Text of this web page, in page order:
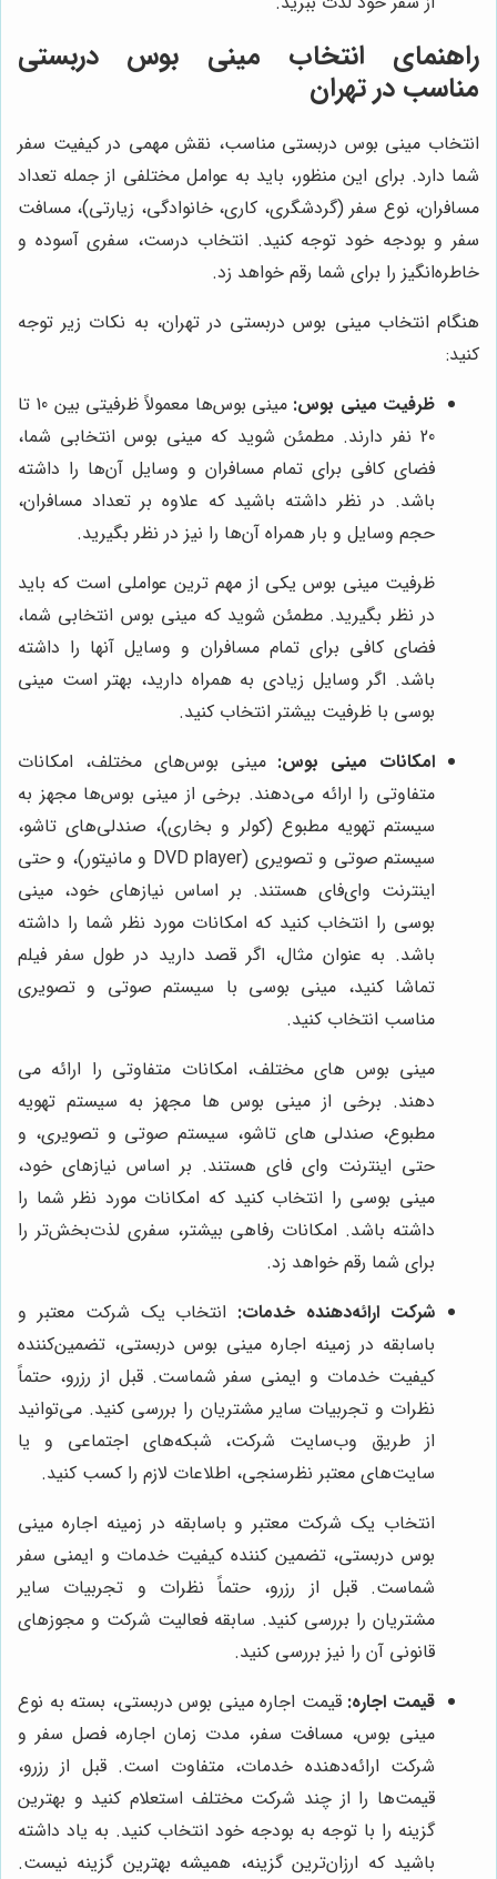
راهنمای انتخاب مینی بوس دربستی
مناسب در تهران
انتخاب مینی بوس دربستی مناسب، نقش مهمی در کیفیت سفر
شما دارد. برای این منظور، باید به عوامل مختلفی از جمله تعداد
مسافران، نوع سفر (گردشگری، کاری، خانوادگی، زیارتی)، مسافت
سفر و بودجه خود توجه کنید. انتخاب درست، سفری آسوده و
خاطره‌انگیز را برای شما رقم خواهد زد.
هنگام انتخاب مینی بوس دربستی در تهران، به نکات زیر توجه
کنید:
ظرفیت مینی بوس:
مینی بوس‌ها معمولاً ظرفیتی بین 10 تا
20 نفر دارند. مطمئن شوید که مینی بوس انتخابی شما،
فضای کافی برای تمام مسافران و وسایل آن‌ها را داشته
باشد. در نظر داشته باشید که علاوه بر تعداد مسافران،
حجم وسایل و بار همراه آن‌ها را نیز در نظر بگیرید.
ظرفیت مینی بوس یکی از مهم ترین عواملی است که باید
در نظر بگیرید. مطمئن شوید که مینی بوس انتخابی شما،
فضای کافی برای تمام مسافران و وسایل آنها را داشته
باشد. اگر وسایل زیادی به همراه دارید، بهتر است مینی
بوسی با ظرفیت بیشتر انتخاب کنید.
امکانات مینی بوس: مینی بوس‌های مختلف، امکانات
متفاوتی را ارائه می‌دهند. برخی از مینی بوس‌ها مجهز به
سیستم تهویه مطبوع (کولر و بخاری)، صندلی‌های تاشو،
سیستم صوتی و تصویری (DVD player و مانیتور)، و حتی
اینترنت وای‌فای هستند. بر اساس نیازهای خود، مینی
بوسی را انتخاب کنید که امکانات مورد نظر شما را داشته
باشد. به عنوان مثال، اگر قصد دارید در طول سفر فیلم
تماشا کنید، مینی بوسی با سیستم صوتی و تصویری
مناسب انتخاب کنید.
مینی بوس های مختلف، امکانات متفاوتی را ارائه می
دهند. برخی از مینی بوس ها مجهز به سیستم تهویه
مطبوع، صندلی های تاشو، سیستم صوتی و تصویری، و
حتی اینترنت وای فای هستند. بر اساس نیازهای خود،
مینی بوسی را انتخاب کنید که امکانات مورد نظر شما را
داشته باشد. امکانات رفاهی بیشتر، سفری لذت‌بخش‌تر را
برای شما رقم خواهد زد.
شرکت ارائه‌دهنده خدمات: انتخاب یک شرکت معتبر و
باسابقه در زمینه اجاره مینی بوس دربستی، تضمین‌کننده
کیفیت خدمات و ایمنی سفر شماست. قبل از رزرو، حتماً
نظرات و تجربیات سایر مشتریان را بررسی کنید. می‌توانید
از طریق وب‌سایت شرکت، شبکه‌های اجتماعی و یا
سایت‌های معتبر نظرسنجی، اطلاعات لازم را کسب کنید.
انتخاب یک شرکت معتبر و باسابقه در زمینه اجاره مینی
بوس دربستی، تضمین کننده کیفیت خدمات و ایمنی سفر
شماست. قبل از رزرو، حتماً نظرات و تجربیات سایر
مشتریان را بررسی کنید. سابقه فعالیت شرکت و مجوزهای
قانونی آن را نیز بررسی کنید.
قیمت اجاره: قیمت اجاره مینی بوس دربستی، بسته به نوع
مینی بوس، مسافت سفر، مدت زمان اجاره، فصل سفر و
شرکت ارائه‌دهنده خدمات، متفاوت است. قبل از رزرو،
قیمت‌ها را از چند شرکت مختلف استعلام کنید و بهترین
گزینه را با توجه به بودجه خود انتخاب کنید. به یاد داشته
باشید که ارزان‌ترین گزینه، همیشه بهترین گزینه نیست.